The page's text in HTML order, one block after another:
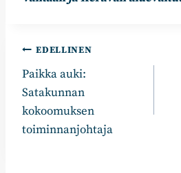
Artikkelien
selaus
EDELLINEN
Paikka auki:
Satakunnan
kokoomuksen
toiminnanjohtaja